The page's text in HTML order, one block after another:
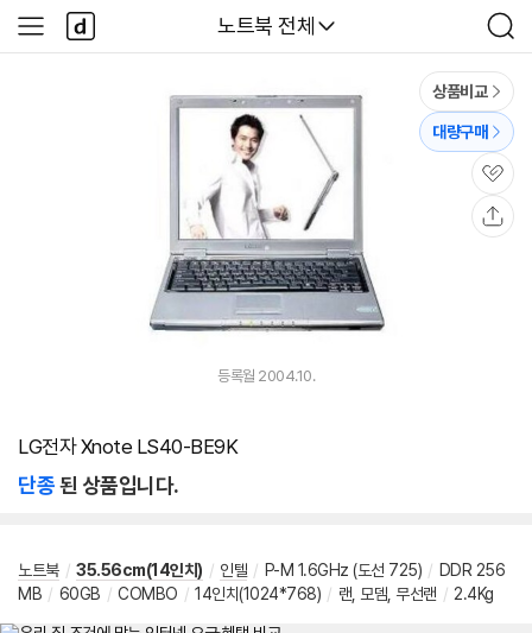
다나와
노트북 전체
검
색
사
이
다
나
와
상품비교
대량구매
관
심
등록월 2004.10.
LG전자 Xnote LS40-BE9K
단종된 상품입니다.
노트북 / 35.56cm(14인치) / 인텔 / P-M 1.6GHz (도선 725) / DDR 256
MB / 60GB / COMBO / 14인치(1024*768) / 랜, 모뎀, 무선랜 / 2.4Kg